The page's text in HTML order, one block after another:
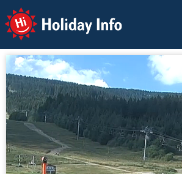
Holiday Info